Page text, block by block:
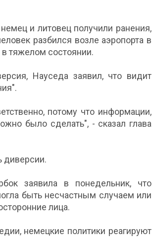
и литовец получили ранения,
разбился возле аэропорта в
тяжелом состоянии.
Науседа заявил, что видит
потому что информации,
было сделать", - сказал глава
диверсии.
заявила в понедельник, что
быть несчастным случаем или
лица.
немецкие политики реагируют